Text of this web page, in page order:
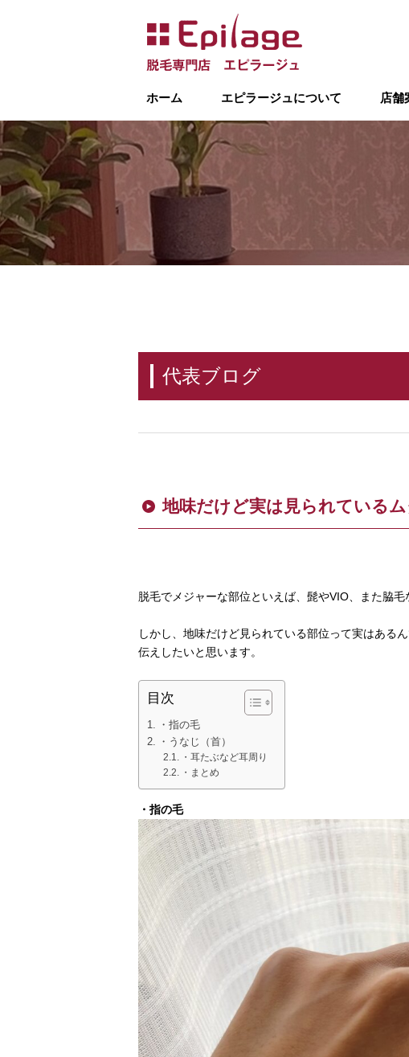
ホーム エピラージュについて 店舗
代表ブログ
地味だけど実は見られている
脱毛でメジャーな部位といえば、髭やVIO、また脇毛
しかし、地味だけど見られている部位って実はある
伝えしたいと思います。
目次
・指の毛
・うなじ（首）
・耳たぶなど耳周り
・まとめ
・指の毛